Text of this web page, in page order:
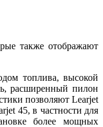
также отображают
топлива, высокой
расширенный пилон
позволяют Learjet
45, в частности для
более мощных